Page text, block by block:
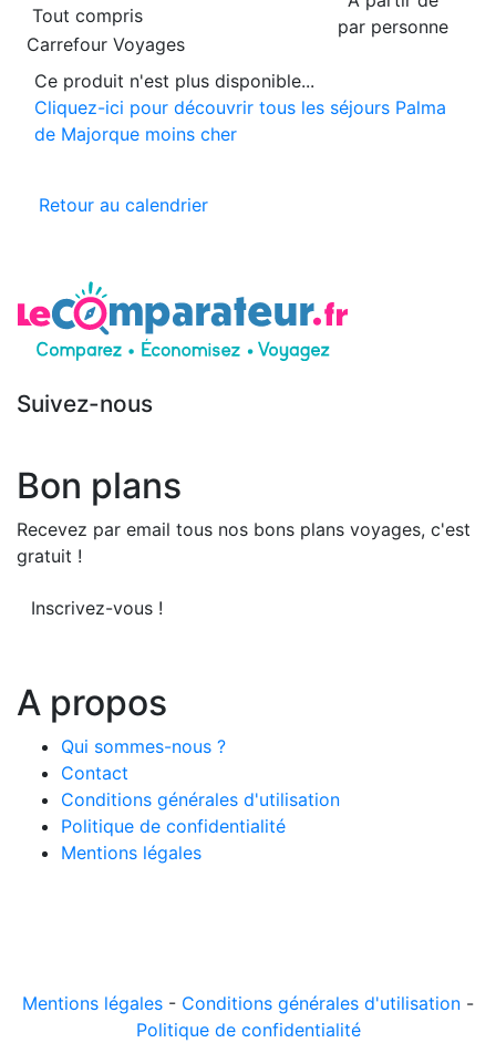
par personne
Tout compris
Carrefour Voyages
Ce produit n'est plus disponible...
Cliquez-ici pour découvrir tous les séjours Palma
de Majorque moins cher
Retour au calendrier
Suivez-nous
Bon plans
Recevez par email tous nos bons plans voyages, c'est
gratuit !
Inscrivez-vous !
A propos
Qui sommes-nous ?
Contact
Conditions générales d'utilisation
Politique de confidentialité
Mentions légales
Mentions légales - Conditions générales d'utilisation -
Politique de confidentialité